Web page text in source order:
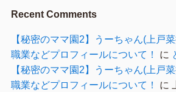
Recent Comments
【秘密のママ園2】うーちゃん(上戸
職業などプロフィールについて！
に
【秘密のママ園2】うーちゃん(上戸
職業などプロフィールについて！
に